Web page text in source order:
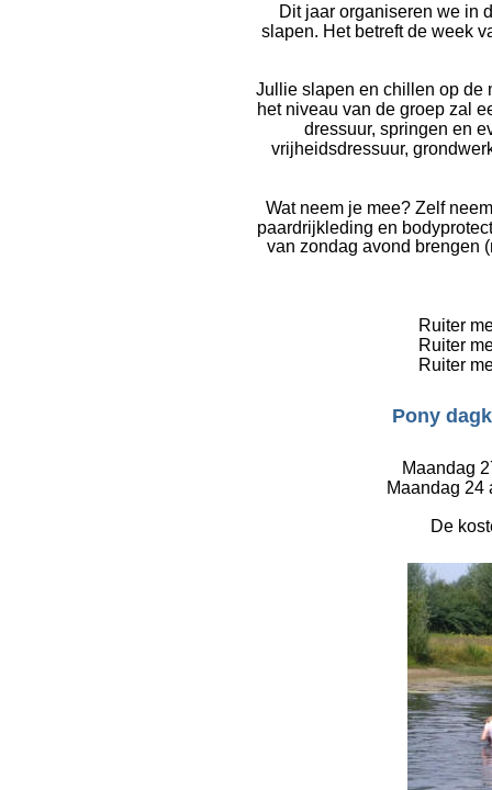
Dit jaar organiseren we in
slapen. Het betreft de week
Jullie slapen en chillen op de
het niveau van de groep zal
dressuur, springen en
vrijheidsdressuur,
Wat neem je mee? Zelf
paardrijkleding en
van zondag avond brengen
Ruiter
Ruiter
Ruiter
Pony
Maandag
Maandag 24
De